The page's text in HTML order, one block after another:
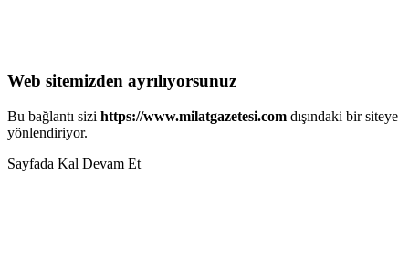
Web sitemizden ayrılıyorsunuz
Bu bağlantı sizi https://www.milatgazetesi.com dışındaki bir siteye
yönlendiriyor.
Sayfada Kal Devam Et